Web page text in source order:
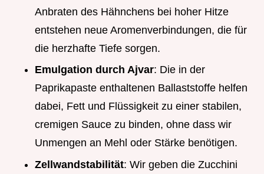
Anbraten des Hähnchens bei hoher Hitze
entstehen neue Aromenverbindungen, die für
die herzhafte Tiefe sorgen.
Emulgation durch Ajvar: Die in der
Paprikapaste enthaltenen Ballaststoffe helfen
dabei, Fett und Flüssigkeit zu einer stabilen,
cremigen Sauce zu binden, ohne dass wir
Unmengen an Mehl oder Stärke benötigen.
Zellwandstabilität: Wir geben die Zucchini